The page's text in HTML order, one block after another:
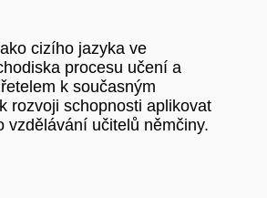
cizího jazyka ve
procesu učení a
k současným
rozvoji schopnosti aplikovat
vzdělávání učitelů němčiny.